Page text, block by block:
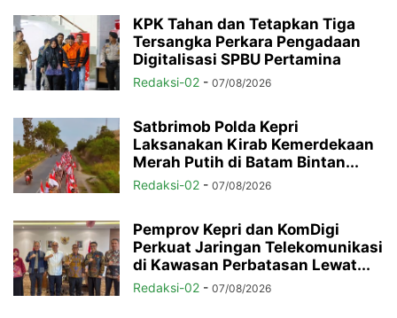
KPK Tahan dan Tetapkan Tiga
Tersangka Perkara Pengadaan
Digitalisasi SPBU Pertamina
Redaksi-02 - 07/08/2026
Satbrimob Polda Kepri
Laksanakan Kirab Kemerdekaan
Merah Putih di Batam Bintan...
Redaksi-02 - 07/08/2026
Pemprov Kepri dan KomDigi
Perkuat Jaringan Telekomunikasi
di Kawasan Perbatasan Lewat...
Redaksi-02 - 07/08/2026